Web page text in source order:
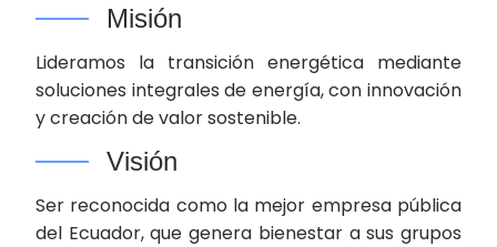
Misión
Lideramos la transición energética mediante
soluciones integrales de energía, con innovación
y creación de valor sostenible.
Visión
Ser reconocida como la mejor empresa pública
del Ecuador, que genera bienestar a sus grupos